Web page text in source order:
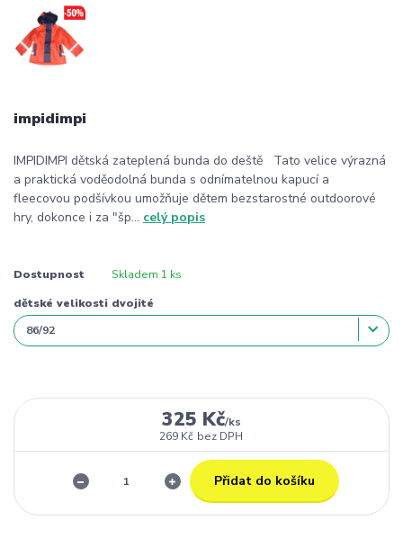
impidimpi
IMPIDIMPI dětská zateplená bunda do deště Tato velice výrazná
a praktická voděodolná bunda s odnímatelnou kapucí a
fleecovou podšívkou umožňuje dětem bezstarostné outdoorové
hry, dokonce i za "šp... celý popis
Dostupnost Skladem 1 ks
dětské velikosti dvojité
325 Kč/ks
269 Kč bez DPH
Přidat do košíku